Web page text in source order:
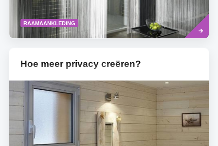
RAAMAANKLEDING
Read
more
Hoe meer privacy creëren?